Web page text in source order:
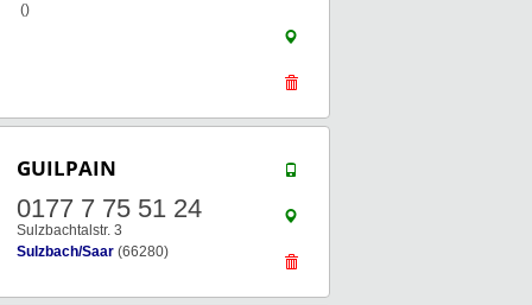
()
GUILPAIN
0177 7 75 51 24
Sulzbachtalstr. 3
Sulzbach/Saar (66280)